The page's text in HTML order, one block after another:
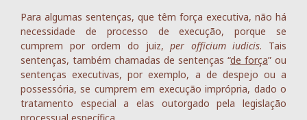
Para algumas sentenças, que têm força executiva, não há
necessidade de processo de execução, porque se
cumprem por ordem do juiz,per officium iudicis. Tais
sentenças, também chamadas de sentenças “de força” ou
sentenças executivas, por exemplo, a de despejo ou a
possessória, se cumprem em execução imprópria, dado o
tratamento especial a elas outorgado pela legislação